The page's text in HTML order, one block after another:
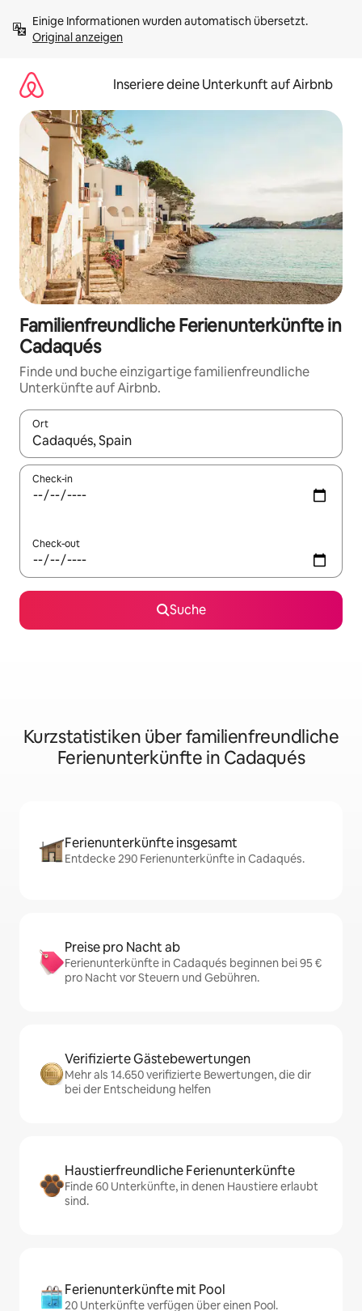
Inhalten
springenOriginal anzeigen
Inseriere deine Unterkunft auf Airbnb
Familienfreundliche Ferienunterkünfte in
Cadaqués
Finde und buche einzigartige familienfreundliche
Unterkünfte auf Airbnb.
Ort
Wenn Ergebnisse verfügbar sind, navigiere mit den
Check-in
Check-out
Suche
Kurzstatistiken über familienfreundliche
Ferienunterkünfte in Cadaqués
Ferienunterkünfte insgesamt
Entdecke 290 Ferienunterkünfte in Cadaqués.
Preise pro Nacht ab
Ferienunterkünfte in Cadaqués beginnen bei 95 €
pro Nacht vor Steuern und Gebühren.
Verifizierte Gästebewertungen
Mehr als 14.650 verifizierte Bewertungen, die dir
bei der Entscheidung helfen
Haustierfreundliche Ferienunterkünfte
Finde 60 Unterkünfte, in denen Haustiere erlaubt
sind.
Ferienunterkünfte mit Pool
20 Unterkünfte verfügen über einen Pool.